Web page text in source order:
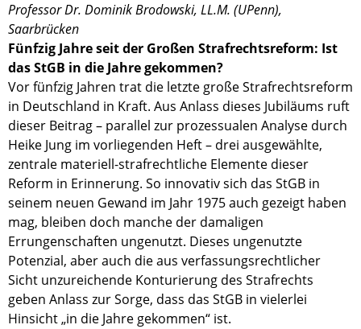
Professor Dr. Dominik Brodowski, LL.M. (UPenn),
Saarbrücken
Fünfzig Jahre seit der Großen Strafrechtsreform: Ist
das StGB in die Jahre gekommen?
Vor fünfzig Jahren trat die letzte große Strafrechtsreform
in Deutschland in Kraft. Aus Anlass dieses Jubiläums ruft
dieser Beitrag – parallel zur prozessualen Analyse durch
Heike Jung im vorliegenden Heft – drei ausgewählte,
zentrale materiell-strafrechtliche Elemente dieser
Reform in Erinnerung. So innovativ sich das StGB in
seinem neuen Gewand im Jahr 1975 auch gezeigt haben
mag, bleiben doch manche der damaligen
Errungenschaften ungenutzt. Dieses ungenutzte
Potenzial, aber auch die aus verfassungsrechtlicher
Sicht unzureichende Konturierung des Strafrechts
geben Anlass zur Sorge, dass das StGB in vielerlei
Hinsicht „in die Jahre gekommen“ ist.